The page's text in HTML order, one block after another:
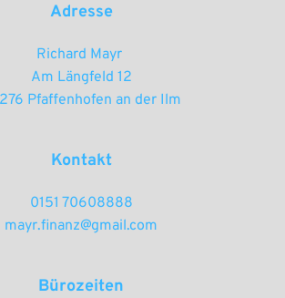
Adresse
Richard Mayr
Am Längfeld 12
Pfaffenhofen an der Ilm
Kontakt
0151 70608888
mayr.finanz@gmail.com
Bürozeiten